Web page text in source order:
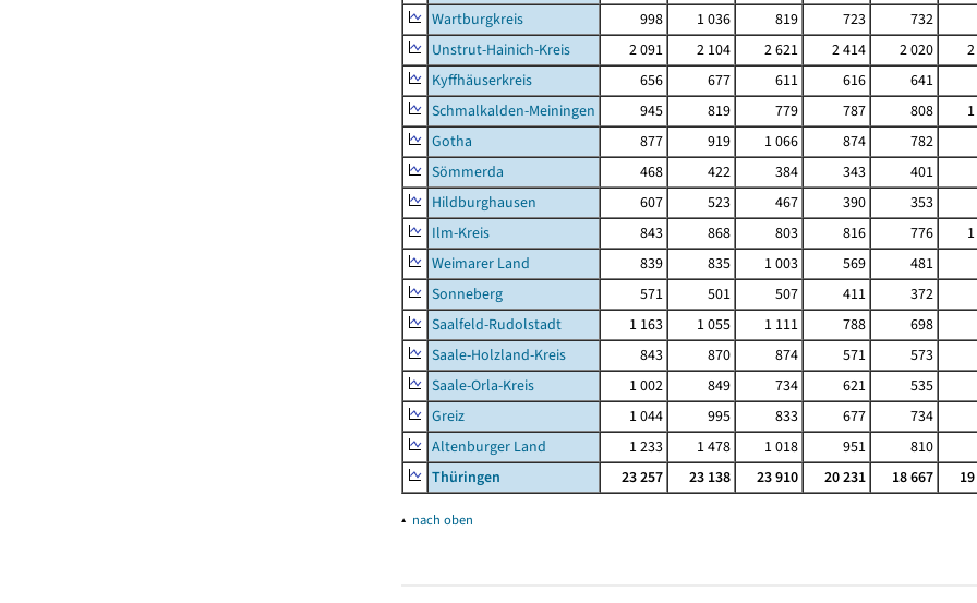
Wartburgkreis
998 1 036 819 723 732
Unstrut-Hainich-Kreis
2 091 2 104 2 621 2 414 2 020
Kyffhäuserkreis
656 677 611 616 641
Schmalkalden-Meiningen
945 819 779 787 808
Gotha
877 919 1 066 874 782
Sömmerda
468 422 384 343 401
Hildburghausen
607 523 467 390 353
Ilm-Kreis
843 868 803 816 776
Weimarer Land
839 835 1 003 569 481
Sonneberg
571 501 507 411 372
Saalfeld-Rudolstadt
1 163 1 055 1 111 788 698
Saale-Holzland-Kreis
843 870 874 571 573
Saale-Orla-Kreis
1 002 849 734 621 535
Greiz
1 044 995 833 677 734
Altenburger Land
1 233 1 478 1 018 951 810
Thüringen
23 257 23 138 23 910 20 231 18 667
▴ nach oben